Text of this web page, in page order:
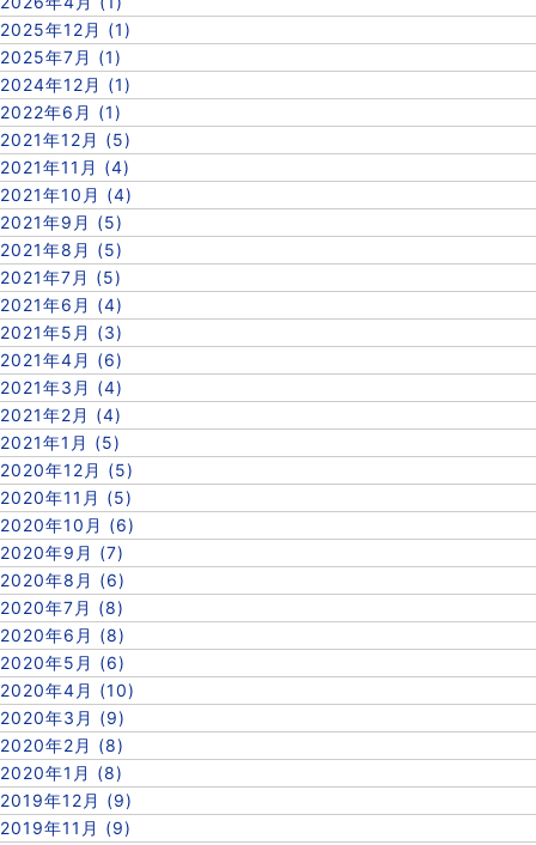
2025年12月 (1)
2025年7月 (1)
2024年12月 (1)
2022年6月 (1)
2021年12月 (5)
2021年11月 (4)
2021年10月 (4)
2021年9月 (5)
2021年8月 (5)
2021年7月 (5)
2021年6月 (4)
2021年5月 (3)
2021年4月 (6)
2021年3月 (4)
2021年2月 (4)
2021年1月 (5)
2020年12月 (5)
2020年11月 (5)
2020年10月 (6)
2020年9月 (7)
2020年8月 (6)
2020年7月 (8)
2020年6月 (8)
2020年5月 (6)
2020年4月 (10)
2020年3月 (9)
2020年2月 (8)
2020年1月 (8)
2019年12月 (9)
2019年11月 (9)